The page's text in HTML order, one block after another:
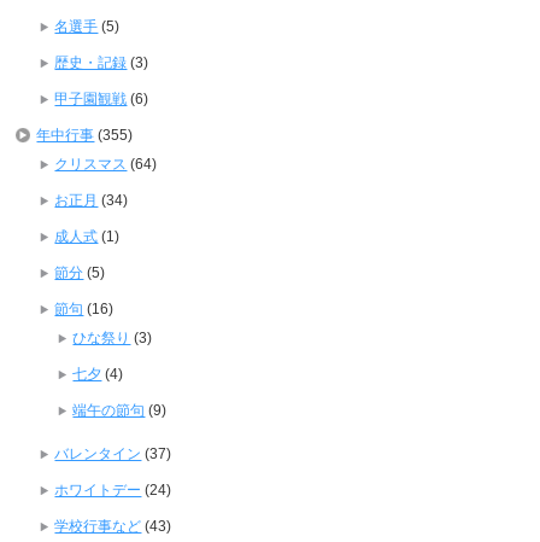
名選手 (5)
歴史・記録 (3)
甲子園観戦 (6)
年中行事 (355)
クリスマス (64)
お正月 (34)
成人式 (1)
節分 (5)
節句 (16)
ひな祭り (3)
七夕 (4)
端午の節句 (9)
バレンタイン (37)
ホワイトデー (24)
学校行事など (43)